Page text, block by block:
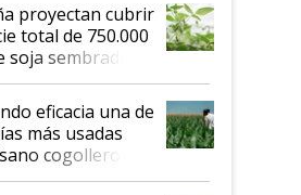
proyectan cubrir
total de 750.000
sembradas
generación de
marcan un
en genética y
eficacia una de
más usadas
cogollero? El
tecnología clave